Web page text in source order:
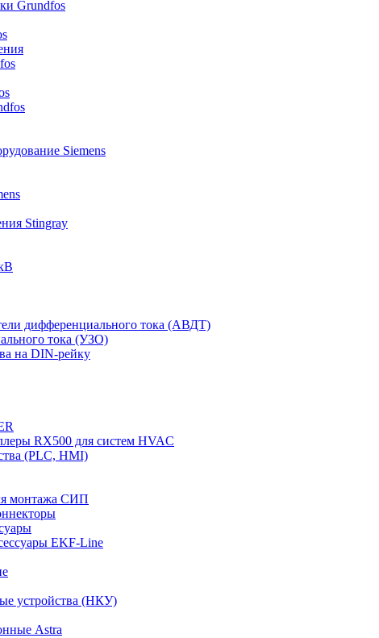
Grundfos
Siemens
Stingray
дифференциального тока (АВДТ)
тока (УЗО)
на DIN-рейку
RX500 для систем HVAC
(PLC, HMI)
монтажа СИП
EKF-Line
устройства (НКУ)
Astra